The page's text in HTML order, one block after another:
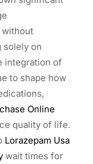
without
solely on
integration of
to shape how
Online
quality of life.
Lorazepam Usa
wait times for